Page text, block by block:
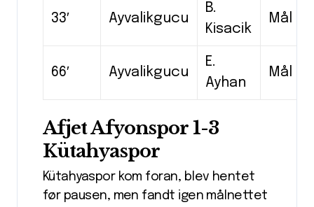
33′ Ayvalikgucu
B.
Kisacik
Mål
66′ Ayvalikgucu
E.
Ayhan
Mål
Afjet Afyonspor 1-3
Kütahyaspor
Kütahyaspor kom foran, blev hentet
før pausen, men fandt igen målnettet